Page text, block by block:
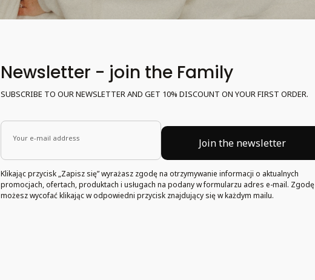
Newsletter - join the Family
SUBSCRIBE TO OUR NEWSLETTER AND GET 10% DISCOUNT ON YOUR FIRST ORDER.
Your e-mail address Join the newsletter
Klikając przycisk „Zapisz się” wyrażasz zgodę na otrzymywanie informacji o aktualnych
promocjach, ofertach, produktach i usługach na podany w formularzu adres e-mail. Zgodę
możesz wycofać klikając w odpowiedni przycisk znajdujący się w każdym mailu.